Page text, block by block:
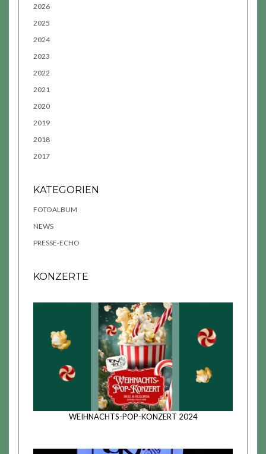
2026
2025
2024
2023
2022
2021
2020
2019
2018
2017
KATEGORIEN
FOTOALBUM
NEWS
PRESSE-ECHO
KONZERTE
WEIHNACHTS-POP-KONZERT 2024